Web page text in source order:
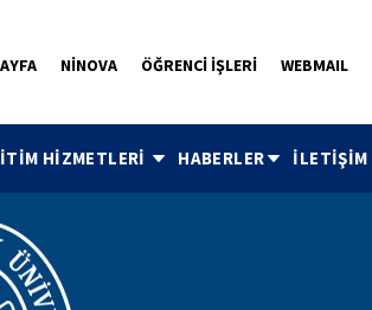
NİNOVA ÖĞRENCİ İŞLERİ WEBMAIL
HİZMETLERİ HABERLER İLETİŞİM